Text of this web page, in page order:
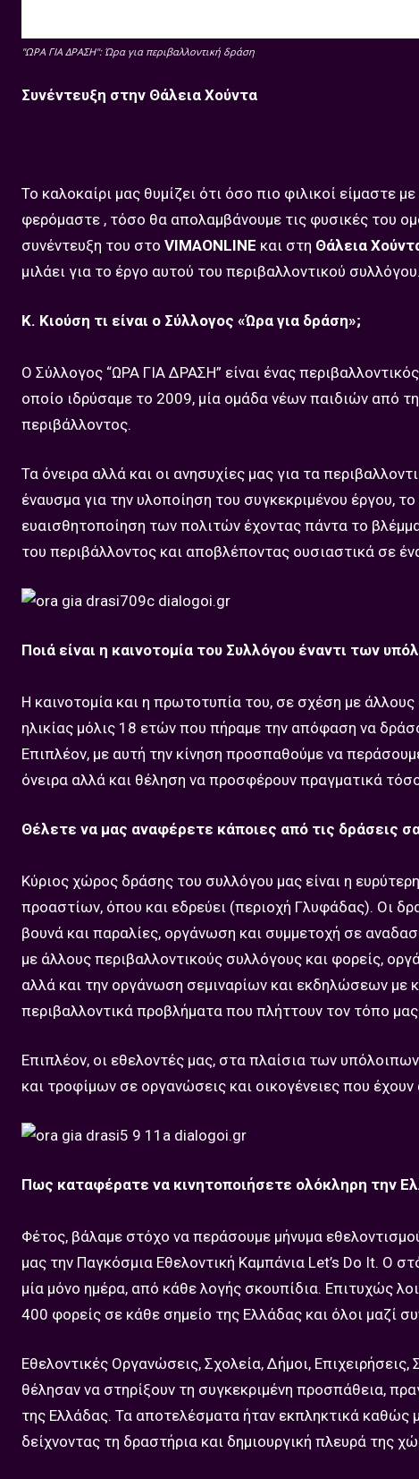
"ΩΡΑ ΓΙΑ ΔΡΑΣΗ": Ώρα για περιβαλλοντική δράση
Συνέντευξη στην Θάλεια Χούντα
Το καλοκαίρι μας θυμίζει ότι όσο πιο φιλικοί είμαστε
φερόμαστε , τόσο θα απολαμβάνουμε τις φυσικές του
συνέντευξη του στο VIMAONLINE και στη Θάλεια
μιλάει για το έργο αυτού του περιβαλλοντικού συλλόγου.
Κ. Κιούση τι είναι ο Σύλλογος «Ώρα για δράση»;
Ο Σύλλογος “ΩΡΑ ΓΙΑ ΔΡΑΣΗ” είναι ένας
οποίο ιδρύσαμε το 2009, μία ομάδα νέων παιδιών από
περιβάλλοντος.
Τα όνειρα αλλά και οι ανησυχίες μας για τα
έναυσμα για την υλοποίηση του συγκεκριμένου έργου,
ευαισθητοποίηση των πολιτών έχοντας πάντα το
του περιβάλλοντος και αποβλέποντας ουσιαστικά σε
Ποιά είναι η καινοτομία του Συλλόγου έναντι των
Η καινοτομία και η πρωτοτυπία του, σε σχέση με
ηλικίας μόλις 18 ετών που πήραμε την απόφαση να
Επιπλέον, με αυτή την κίνηση προσπαθούμε να
όνειρα αλλά και θέληση να προσφέρουν πραγματικά
Θέλετε να μας αναφέρετε κάποιες από τις δράσεις
Κύριος χώρος δράσης του συλλόγου μας είναι η
προαστίων, όπου και εδρεύει (περιοχή Γλυφάδας). Οι
βουνά και παραλίες, οργάνωση και συμμετοχή σε
με άλλους περιβαλλοντικούς συλλόγους και φορείς,
αλλά και την οργάνωση σεμιναρίων και εκδηλώσεων με
περιβαλλοντικά προβλήματα που πλήττουν τον τόπο
Επιπλέον, οι εθελοντές μας, στα πλαίσια των
και τροφίμων σε οργανώσεις και οικογένειες που έχουν
Πως καταφέρατε να κινητοποιήσετε ολόκληρη την
Φέτος, βάλαμε στόχο να περάσουμε μήνυμα
μας την Παγκόσμια Εθελοντική Καμπάνια Let’s Do It. Ο
μία μόνο ημέρα, από κάθε λογής σκουπίδια. Επιτυχώς
400 φορείς σε κάθε σημείο της Ελλάδας και όλοι μαζί
Εθελοντικές Οργανώσεις, Σχολεία, Δήμοι,
θέλησαν να στηρίξουν τη συγκεκριμένη προσπάθεια,
της Ελλάδας. Τα αποτελέσματα ήταν εκπληκτικά καθώς
δείχνοντας τη δραστήρια και δημιουργική πλευρά της